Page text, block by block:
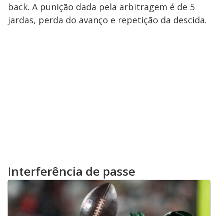
back. A punição dada pela arbitragem é de 5
jardas, perda do avanço e repetição da descida.
Interferência de passe